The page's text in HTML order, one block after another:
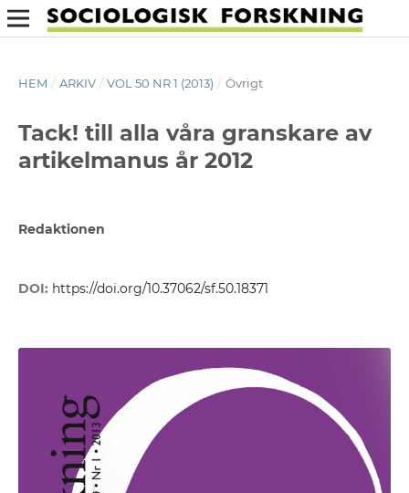
HEM / ARKIV / VOL 50 NR 1 (2013) / Övrigt
Tack! till alla våra granskare av
artikelmanus år 2012
Redaktionen
DOI: https://doi.org/10.37062/sf.50.18371